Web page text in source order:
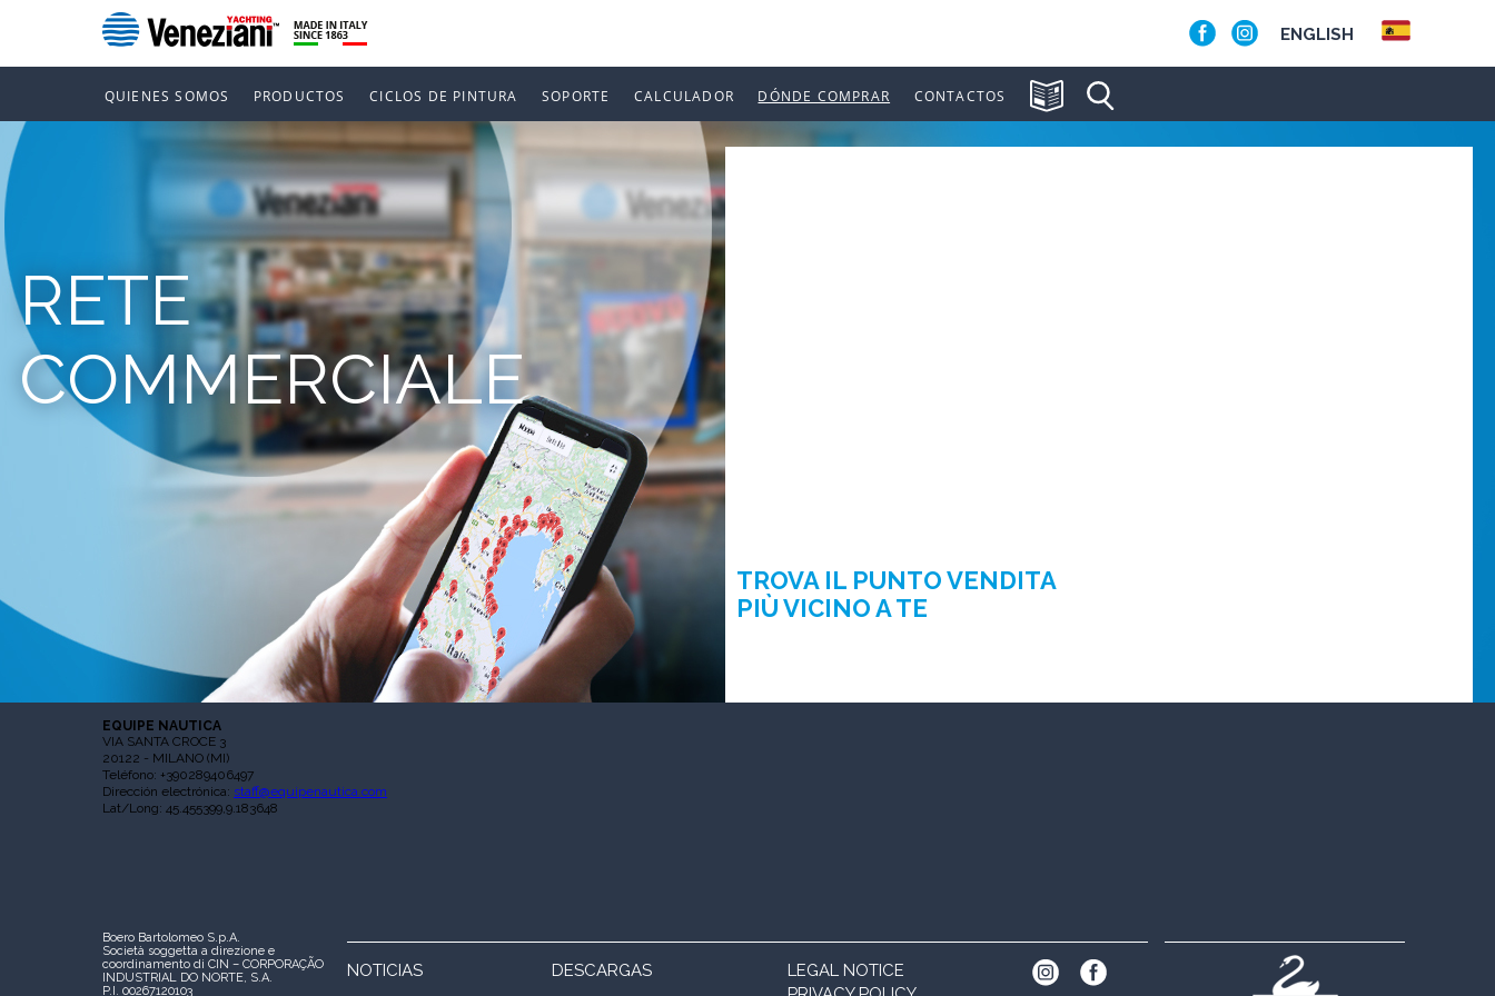
ENGLISH
QUIENES SOMOS PRODUCTOS CICLOS DE PINTURA SOPORTE CALCULADOR DÓNDE COMPRAR CONTACTOS
RETE
COMMERCIALE
TROVA IL PUNTO VENDITA
PIÙ VICINO A TE
EQUIPE NAUTICA
VIA SANTA CROCE 3
20122 - MILANO (MI)
Teléfono: +390289406497
Dirección electrónica: staff@equipenautica.com
Lat/Long: 45.455399,9.183648
Boero Bartolomeo S.p.A.
Società soggetta a direzione e
coordinamento di CIN – CORPORAÇÃO
INDUSTRIAL DO NORTE, S.A.
P.I. 00267120103
NOTICIAS DESCARGAS
LEGAL NOTICE